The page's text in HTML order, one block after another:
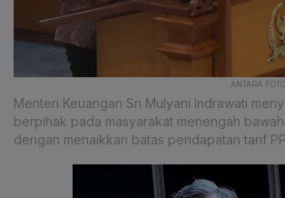
ANTARA
Menteri Keuangan Sri Mulyani Indrawati
berpihak pada masyarakat menengah bawah
dengan menaikkan batas pendapatan tarif